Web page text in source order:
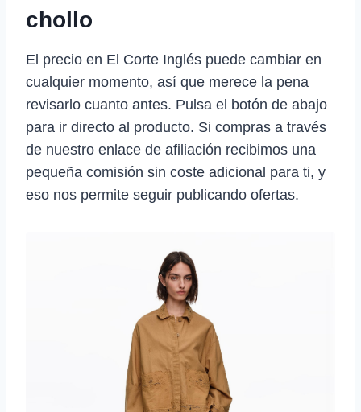
chollo
El precio en El Corte Inglés puede cambiar en
cualquier momento, así que merece la pena
revisarlo cuanto antes. Pulsa el botón de abajo
para ir directo al producto. Si compras a través
de nuestro enlace de afiliación recibimos una
pequeña comisión sin coste adicional para ti, y
eso nos permite seguir publicando ofertas.